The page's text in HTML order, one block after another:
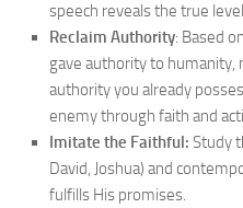
speech reveals the true
Reclaim Authority: Based
gave authority to humanity,
authority you already
enemy through faith and
Imitate the Faithful: Study
David, Joshua) and
fulfills His promises.